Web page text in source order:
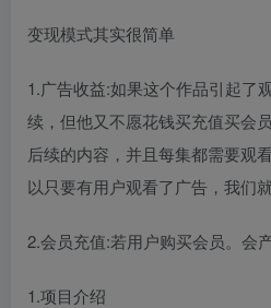
变现模式其实很简单
1.广告收益:如果这个作品引起了
续，但他又不愿花钱买充值买会
后续的内容，并且每集都需要观
以只要有用户观看了广告，我们
2.会员充值:若用户购买会员。会
1.项目介绍